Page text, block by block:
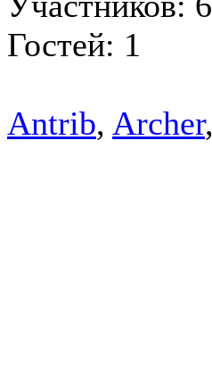
Гостей: 1
Antrib, Archer,